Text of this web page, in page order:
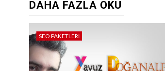
DAHA FAZLA OKU
SEO PAKETLERİ